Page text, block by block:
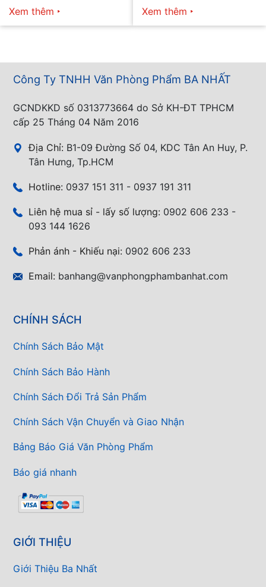
Xem thêm
Xem thêm
Công Ty TNHH Văn Phòng Phẩm BA NHẤT
GCNDKKD số 0313773664 do Sở KH-ĐT TPHCM
cấp 25 Tháng 04 Năm 2016
Địa Chỉ: B1-09 Đường Số 04, KDC Tân An Huy, P.
Tân Hưng, Tp.HCM
Hotline: 0937 151 311 - 0937 191 311
Liên hệ mua sỉ - lấy số lượng: 0902 606 233 -
093 144 1626
Phản ánh - Khiếu nại: 0902 606 233
Email: banhang@vanphongphambanhat.com
CHÍNH SÁCH
Chính Sách Bảo Mật
Chính Sách Bảo Hành
Chính Sách Đổi Trả Sản Phẩm
Chính Sách Vận Chuyển và Giao Nhận
Bảng Báo Giá Văn Phòng Phẩm
Báo giá nhanh
GIỚI THIỆU
Giới Thiệu Ba Nhất